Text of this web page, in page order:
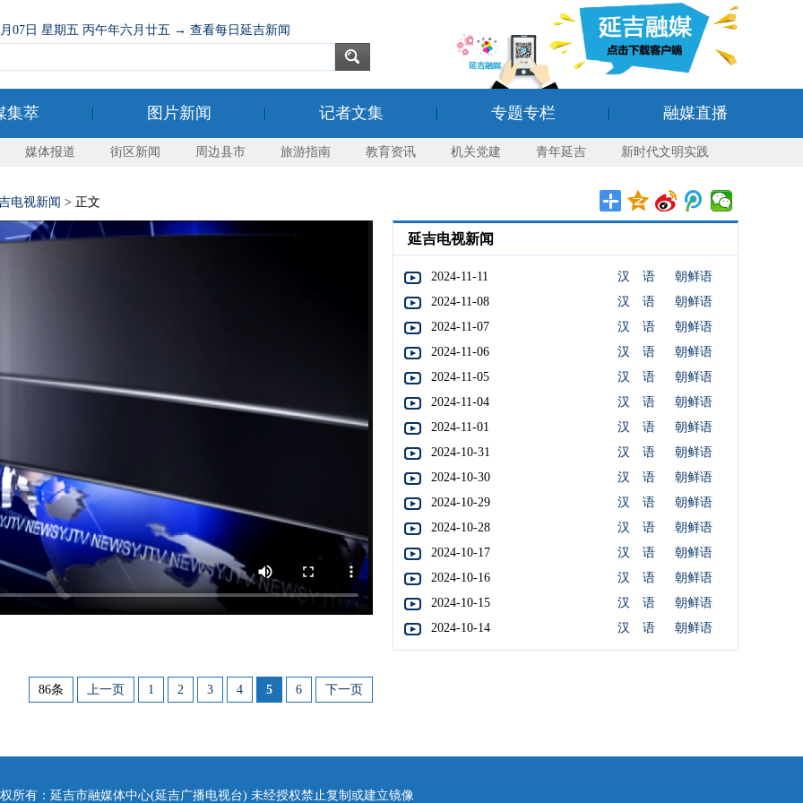
月07日 星期五 丙午年六月廿五 → 查看每日延吉新闻
集萃 图片新闻 记者文集 专题专栏 融媒直播
媒体报道 街区新闻 周边县市 旅游指南 教育资讯 机关党建 青年延吉 新时代文明实践
电视新闻 > 正文
延吉电视新闻
2024-11-11 汉 语
朝鲜语
2024-11-08
汉 语
朝鲜语
2024-11-07
汉 语
朝鲜语
2024-11-06
汉 语
朝鲜语
2024-11-05
汉 语
朝鲜语
2024-11-04
汉 语
朝鲜语
2024-11-01
汉 语
朝鲜语
2024-10-31
汉 语
朝鲜语
2024-10-30
汉 语
朝鲜语
2024-10-29
汉 语
朝鲜语
2024-10-28
汉 语
朝鲜语
2024-10-17
汉 语
朝鲜语
2024-10-16
汉 语
朝鲜语
2024-10-15
汉 语
朝鲜语
2024-10-14
汉 语 朝鲜语
86条 上一页 1 2 3 4 5 6 下一页
所有：延吉市融媒体中心(延吉广播电视台) 未经授权禁止复制或建立镜像